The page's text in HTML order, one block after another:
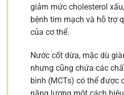
giảm mức cholesterol
bệnh tim mạch và hỗ trợ
của cơ thể.
Nước cốt dừa, mặc dù
nhưng cũng chứa các
bình (MCTs) có thể được